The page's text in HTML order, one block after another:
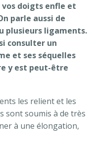
vos doigts enfle et
parle aussi de
plusieurs ligaments.
consulter un
et ses séquelles
y est peut-être
les relient et les
sont soumis à de très
à une élongation,